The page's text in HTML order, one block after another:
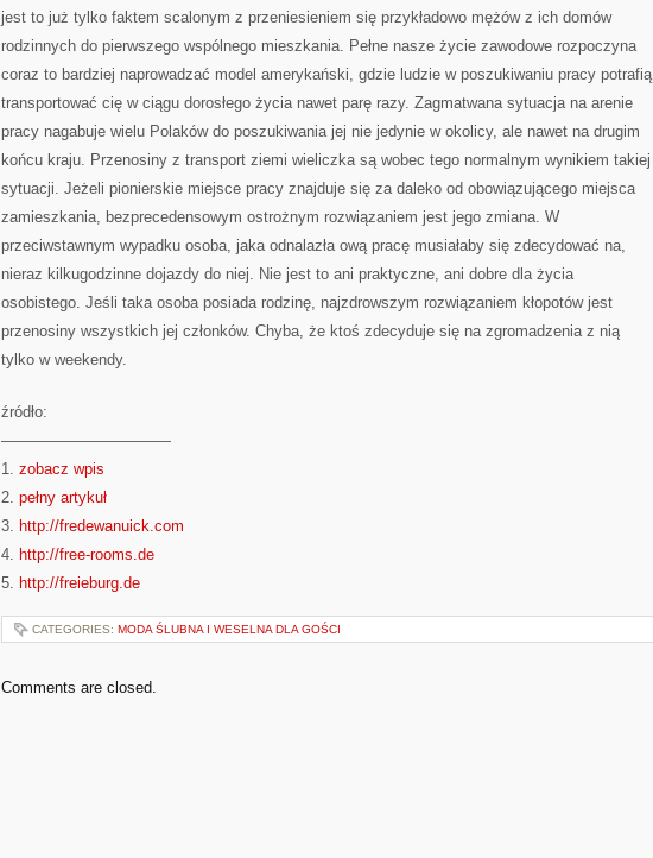
jest to już tylko faktem scalonym z przeniesieniem się przykładowo mężów z ich domów
rodzinnych do pierwszego wspólnego mieszkania. Pełne nasze życie zawodowe rozpoczyna
coraz to bardziej naprowadzać model amerykański, gdzie ludzie w poszukiwaniu pracy potrafią
transportować cię w ciągu dorosłego życia nawet parę razy. Zagmatwana sytuacja na arenie
pracy nagabuje wielu Polaków do poszukiwania jej nie jedynie w okolicy, ale nawet na drugim
końcu kraju. Przenosiny z transport ziemi wieliczka są wobec tego normalnym wynikiem takiej
sytuacji. Jeżeli pionierskie miejsce pracy znajduje się za daleko od obowiązującego miejsca
zamieszkania, bezprecedensowym ostrożnym rozwiązaniem jest jego zmiana. W
przeciwstawnym wypadku osoba, jaka odnalazła ową pracę musiałaby się zdecydować na,
nieraz kilkugodzinne dojazdy do niej. Nie jest to ani praktyczne, ani dobre dla życia
osobistego. Jeśli taka osoba posiada rodzinę, najzdrowszym rozwiązaniem kłopotów jest
przenosiny wszystkich jej członków. Chyba, że ktoś zdecyduje się na zgromadzenia z nią
tylko w weekendy.
źródło:
———————————
1. zobacz wpis
2. pełny artykuł
3. http://fredewanuick.com
4. http://free-rooms.de
5. http://freieburg.de
CATEGORIES: MODA ŚLUBNA I WESELNA DLA GOŚCI
Comments are closed.